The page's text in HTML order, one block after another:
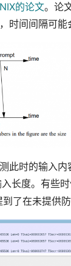
的论文。论
时间间隔可
此时的输入
长度。有些
了在未提供